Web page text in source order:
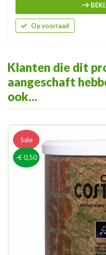
Op voorraad
Klanten die dit
aangeschaft
ook...
Sale
-€ 0,50